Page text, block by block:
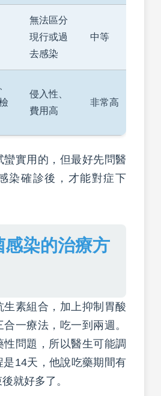
無法區分
現行或過
去感染
中等
侵入性、
費用高
非常高
蠻實用的，但最好先問醫
染確診後，才能對症下
感染的治療方
生素組合，加上抑制胃酸
一療法，吃一到兩週。
問題，所以醫生可能調
是14天，他說吃藥期間有
就好多了。